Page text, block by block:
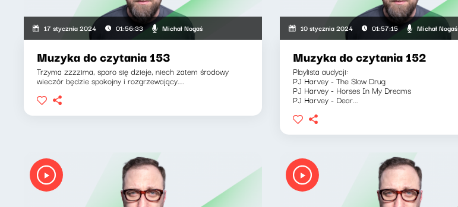
17 stycznia 2024 01:56:33 Michał Nogaś
Muzyka do czytania 153
Trzyma zzzzima, sporo się dzieje, niech zatem środowy
wieczór będzie spokojny i rozgrzewający....
10 stycznia 2024 01:57:15 Michał Nogaś
Muzyka do czytania 152
Playlista audycji:
PJ Harvey - The Slow Drug
PJ Harvey - Horses In My Dreams
PJ Harvey - Dear...